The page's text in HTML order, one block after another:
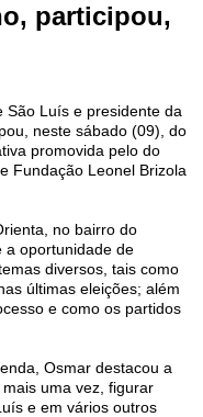
participou,
São Luís e presidente da
neste sábado (09), do
promovida pelo do
Fundação Leonel Brizola
no bairro do
a oportunidade de
diversos, tais como
últimas eleições; além
e como os partidos
Osmar destacou a
uma vez, figurar
e em vários outros